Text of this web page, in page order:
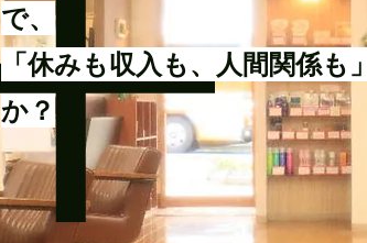
で、
「休みも収入も、人間関係
か？